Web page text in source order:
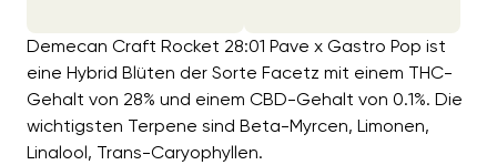
Demecan Craft Rocket 28:01 Pave x Gastro Pop ist
eine Hybrid Blüten der Sorte Facetz mit einem THC-
Gehalt von 28% und einem CBD-Gehalt von 0.1%. Die
wichtigsten Terpene sind Beta-Myrcen, Limonen,
Linalool, Trans-Caryophyllen.